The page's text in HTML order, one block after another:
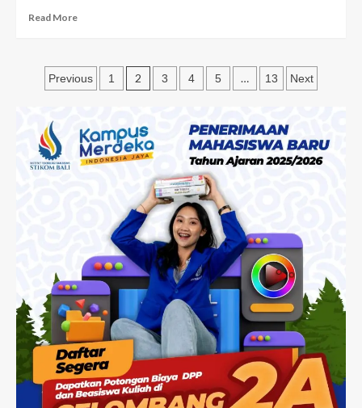
Read More
Previous 1 2 3 4 5 … 13 Next